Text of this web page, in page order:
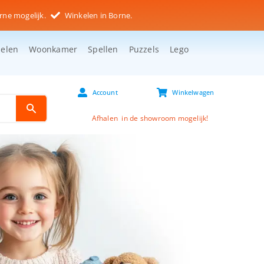
mogelijk. Winkelen in Borne.
Woonkamer Spellen Puzzels Lego
Account Winkelwagen
Afhalen in de showroom mogelijk!